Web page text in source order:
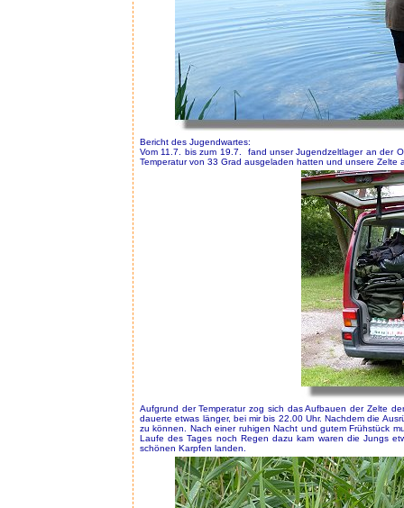
Bericht des Jugendwartes:
Vom 11.7. bis zum 19.7. fand unser Jugendzeltlager an der
Temperatur von 33 Grad ausgeladen hatten und unsere
Aufgrund der Temperatur zog sich das Aufbauen der Zelte
dauerte etwas länger, bei mir bis 22.00 Uhr. Nachdem die
zu können. Nach einer ruhigen Nacht und gutem Frühstück
Laufe des Tages noch Regen dazu kam waren die Jungs
schönen Karpfen landen.